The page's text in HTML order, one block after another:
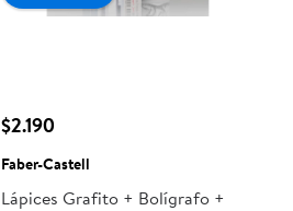
$2.190
Faber-Castell
Lápices Grafito + Bolígrafo +